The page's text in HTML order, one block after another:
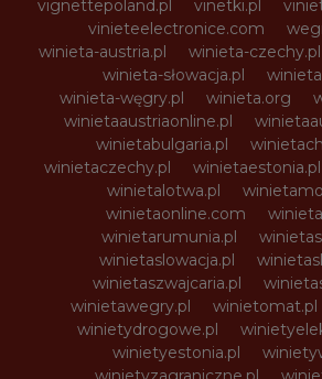
vignettepoland.pl
vinetki.pl
vinieteelectronice.com
winieta-austria.pl
winieta-czechy.pl
winieta-słowacja.pl
winieta-węgry.pl
winieta.org
winietaaustriaonline.pl
winietabulgaria.pl
winietaczechy.pl
winietaestonia.pl
winietalotwa.pl
winietaonline.com
winietarumunia.pl
winietaslowacja.pl
winietaszwajcaria.pl
winietawegry.pl
winietomat.pl
winietydrogowe.pl
winietyestonia.pl